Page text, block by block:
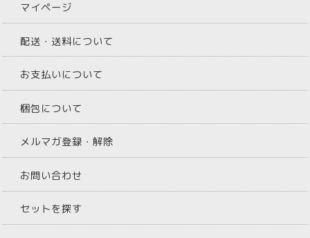
マイページ
配送・送料について
お支払いについて
梱包について
メルマガ登録・解除
お問い合わせ
セットを探す